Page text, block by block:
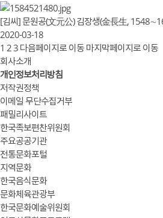
[김씨] 문원공(文元公) 김장생(金長生,
2020-03-18
1 23 다음페이지로 이동 마지막페이지로 이동
회사소개
개인정보처리방침
저작권정책
이메일 무단수집거부
패밀리사이트
한국족보편찬위원회
주요공공기관
전통문화포털
지역문화
한국음식문화
문화체육관광부
한국문화예술위원회